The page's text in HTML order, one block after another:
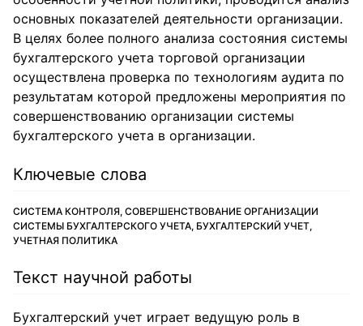
основных показателей деятельности организации.
В целях более полного анализа состояния системы
бухгалтерского учета торговой организации
осуществлена проверка по технологиям аудита по
результатам которой предложены мероприятия по
совершенствованию организации системы
бухгалтерского учета в организации.
Ключевые слова
СИСТЕМА КОНТРОЛЯ, СОВЕРШЕНСТВОВАНИЕ ОРГАНИЗАЦИИ
СИСТЕМЫ БУХГАЛТЕРСКОГО УЧЕТА, БУХГАЛТЕРСКИЙ УЧЕТ,
УЧЕТНАЯ ПОЛИТИКА
Текст научной работы
Бухгалтерский учет играет ведущую роль в